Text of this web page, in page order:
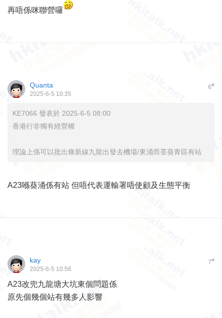
再唔係咪聯營囉
6#
Quanta
2025-6-5 10:35
KE7066 發表於 2025-6-5 08:00
香港行非獨有經營權
理論上係可以批出條新線九龍出發去機場/東涌而荃葵青區有站
A23喺葵涌係有站 但唔代表運輸署唔使顧及生態平衡
7#
kay
2025-6-5 10:56
A23改兜九龍塘大坑東個問題係
原先個幾個站有幾多人影響